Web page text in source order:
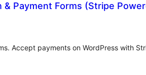
& Payment Forms (Stripe
Accept payments on WordPress with